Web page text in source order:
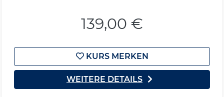
139,00 €
KURS MERKEN
WEITERE DETAILS